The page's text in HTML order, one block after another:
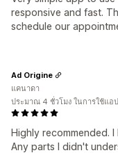
responsive and fast.
schedule our
Highly recommended.
Any parts I didn't
Ad Origine
แคนาดา
ประมาณ 4 ชั่วโมง ในการใช้แอป